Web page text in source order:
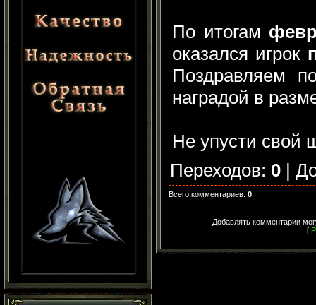
По итогам
оказался игрок
Поздравляем
наградой в
Не упусти свой
Переходов: 0 |
Всего комментариев: 0
Добавлять комментарии
[